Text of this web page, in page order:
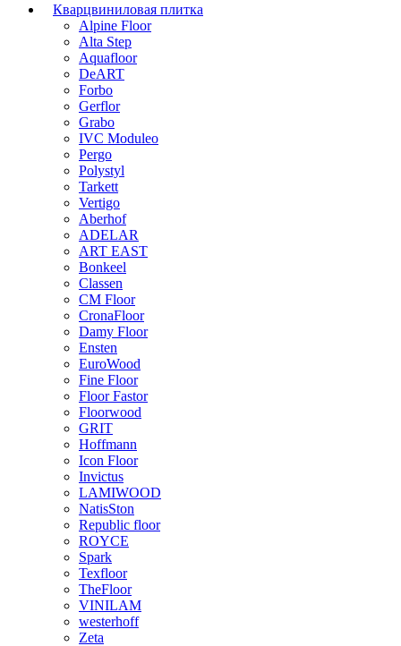
Кварцвиниловая плитка
Alpine Floor
Alta Step
Aquafloor
DeART
Forbo
Gerflor
Grabo
IVC Moduleo
Pergo
Polystyl
Tarkett
Vertigo
Aberhof
ADELAR
ART EAST
Bonkeel
Classen
CM Floor
CronaFloor
Damy Floor
Ensten
EuroWood
Fine Floor
Floor Fastor
Floorwood
GRIT
Hoffmann
Icon Floor
Invictus
LAMIWOOD
NatisSton
Republic floor
ROYCE
Spark
Texfloor
TheFloor
VINILAM
westerhoff
Zeta